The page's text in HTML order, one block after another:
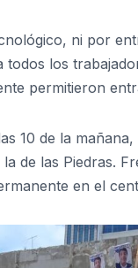
ni por
los
permitieron
10 de la
de las Piedras.
en el